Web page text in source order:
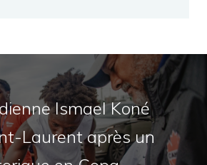
Ismael Koné
Laurent après un